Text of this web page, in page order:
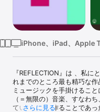
iPhone、iPad、Apple
『REFLECTION』は 、私に
れまでのところ最も精巧な
ミュージックを手掛けるこ
（＝無限の）音楽、すなわ
ている音楽を作ることであ
さらに見る